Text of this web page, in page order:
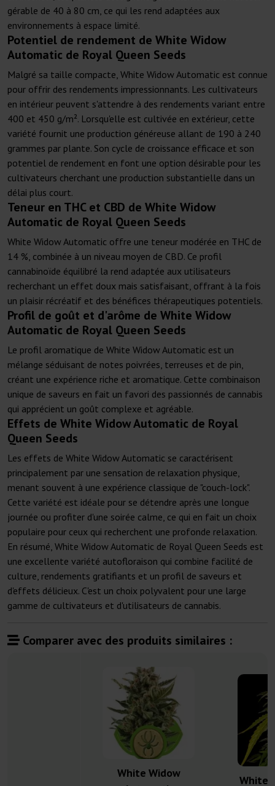
gérable de 40 à 80 cm, ce qui les rend adaptées aux
environnements à espace limité.
Potentiel de rendement de White Widow
Automatic de Royal Queen Seeds
Malgré sa taille compacte, White Widow Automatic est connue
pour offrir des rendements impressionnants. Les cultivateurs
en intérieur peuvent s'attendre à des rendements variant entre
400 et 450 g/m². Lorsqu'elle est cultivée en extérieur, cette
variété fournit une production généreuse allant de 190 à 240
grammes par plante. Son cycle de croissance efficace et son
potentiel de rendement en font une option désirable pour les
cultivateurs cherchant une production substantielle dans un
délai plus court.
Teneur en THC et CBD de White Widow
Automatic de Royal Queen Seeds
White Widow Automatic offre une teneur modérée en THC de
14 %, combinée à un niveau moyen de CBD. Ce profil
cannabinoïde équilibré la rend adaptée aux utilisateurs
recherchant un effet doux mais satisfaisant, offrant à la fois
un plaisir récréatif et des bénéfices thérapeutiques potentiels.
Profil de goût et d'arôme de White Widow
Automatic de Royal Queen Seeds
Le profil aromatique de White Widow Automatic est un
mélange séduisant de notes poivrées, terreuses et de pin,
créant une expérience riche et aromatique. Cette combinaison
unique de saveurs en fait un favori des passionnés de cannabis
qui apprécient un goût complexe et agréable.
Effets de White Widow Automatic de Royal
Queen Seeds
Les effets de White Widow Automatic se caractérisent
principalement par une sensation de relaxation physique,
menant souvent à une expérience classique de "couch-lock".
Cette variété est idéale pour se détendre après une longue
journée ou profiter d'une soirée calme, ce qui en fait un choix
populaire pour ceux qui recherchent une profonde relaxation.
En résumé, White Widow Automatic de Royal Queen Seeds est
une excellente variété autofloraison qui combine facilité de
culture, rendements gratifiants et un profil de saveurs et
d'effets délicieux. C'est un choix polyvalent pour une large
gamme de cultivateurs et d'utilisateurs de cannabis.
Comparer avec des produits similaires :
White Widow
White